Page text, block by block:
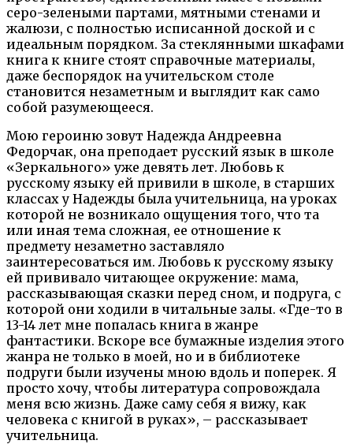
серо-зелеными партами, мятными стенами и
жалюзи, с полностью исписанной доской и с
идеальным порядком. За стеклянными шкафами
книга к книге стоят справочные материалы,
даже беспорядок на учительском столе
становится незаметным и выглядит как само
собой разумеющееся.
Мою героиню зовут Надежда Андреевна
Федорчак, она преподает русский язык в школе
«Зеркального» уже девять лет. Любовь к
русскому языку ей привили в школе, в старших
классах у Надежды была учительница, на уроках
которой не возникало ощущения того, что та
или иная тема сложная, ее отношение к
предмету незаметно заставляло
заинтересоваться им. Любовь к русскому языку
ей прививало читающее окружение: мама,
рассказывающая сказки перед сном, и подруга, с
которой они ходили в читальные залы. «Где-то в
13-14 лет мне попалась книга в жанре
фантастики. Вскоре все бумажные изделия этого
жанра не только в моей, но и в библиотеке
подруги были изучены мною вдоль и поперек. Я
просто хочу, чтобы литература сопровождала
меня всю жизнь. Даже саму себя я вижу, как
человека с книгой в руках», – рассказывает
учительница.